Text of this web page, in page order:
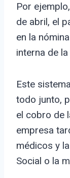
Por
de abril, el
en la
interna de
Este
todo junto,
el cobro de
empresa
médicos y
Social o la